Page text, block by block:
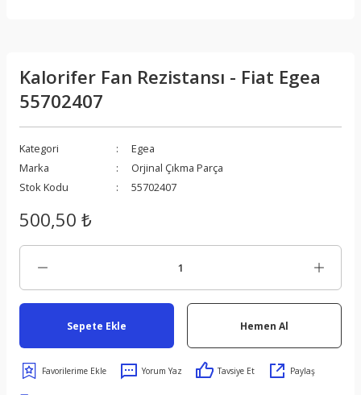
Kalorifer Fan Rezistansı - Fiat Egea
55702407
Kategori
Egea
Marka
Orjinal Çıkma Parça
Stok Kodu
55702407
500,50 ₺
Sepete Ekle Hemen Al
Yorum Yaz Tavsiye Et Paylaş